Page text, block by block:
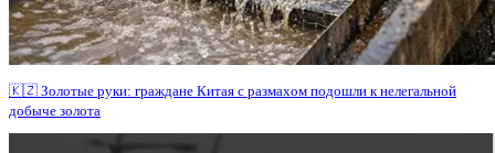
🇰🇿 Золотые руки: граждане Китая с размахом подошли к нелегальной
добыче золота